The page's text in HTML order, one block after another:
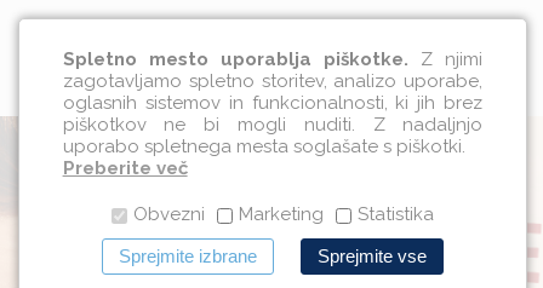
Slovenščina
Spletno mesto uporablja piškotke. Z njimi
zagotavljamo spletno storitev, analizo uporabe,
oglasnih sistemov in funkcionalnosti, ki jih brez
piškotkov ne bi mogli nuditi. Z nadaljnjo
uporabo spletnega mesta soglašate s piškotki.
Preberite več
Obvezni Marketing Statistika
Sprejmite izbrane Sprejmite vse